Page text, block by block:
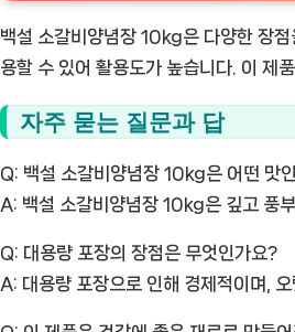
백설 소갈비양념장 10kg은 다양한 장
용할 수 있어 활용도가 높습니다. 이 제
자주 묻는 질문과 답
Q: 백설 소갈비양념장 10kg은 어떤 맛
A: 백설 소갈비양념장 10kg은 깊고 풍
Q: 대용량 포장의 장점은 무엇인가요?
A: 대용량 포장으로 인해 경제적이며,